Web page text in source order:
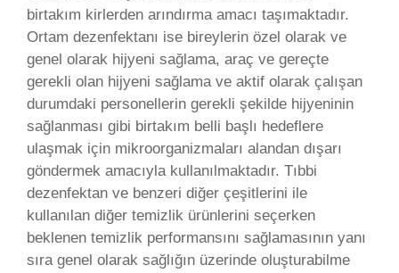
birtakım kirlerden arındırma amacı taşımaktadır.
Ortam dezenfektanı ise bireylerin özel olarak ve
genel olarak hijyeni sağlama, araç ve gereçte
gerekli olan hijyeni sağlama ve aktif olarak çalışan
durumdaki personellerin gerekli şekilde hijyeninin
sağlanması gibi birtakım belli başlı hedeflere
ulaşmak için mikroorganizmaları alandan dışarı
göndermek amacıyla kullanılmaktadır. Tıbbi
dezenfektan ve benzeri diğer çeşitlerini ile
kullanılan diğer temizlik ürünlerini seçerken
beklenen temizlik performansını sağlamasının yanı
sıra genel olarak sağlığın üzerinde oluşturabilme